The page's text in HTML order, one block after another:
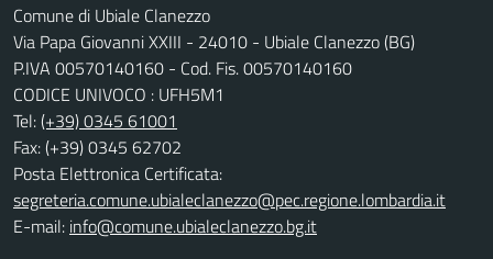
Comune di Ubiale Clanezzo
Via Papa Giovanni XXIII - 24010 - Ubiale Clanezzo (BG)
P.IVA 00570140160 - Cod. Fis. 00570140160
CODICE UNIVOCO : UFH5M1
Tel:(+39) 0345 61001
Fax: (+39) 0345 62702
Posta Elettronica Certificata:
segreteria.comune.ubialeclanezzo@pec.regione.lombardia.it
E-mail: info@comune.ubialeclanezzo.bg.it